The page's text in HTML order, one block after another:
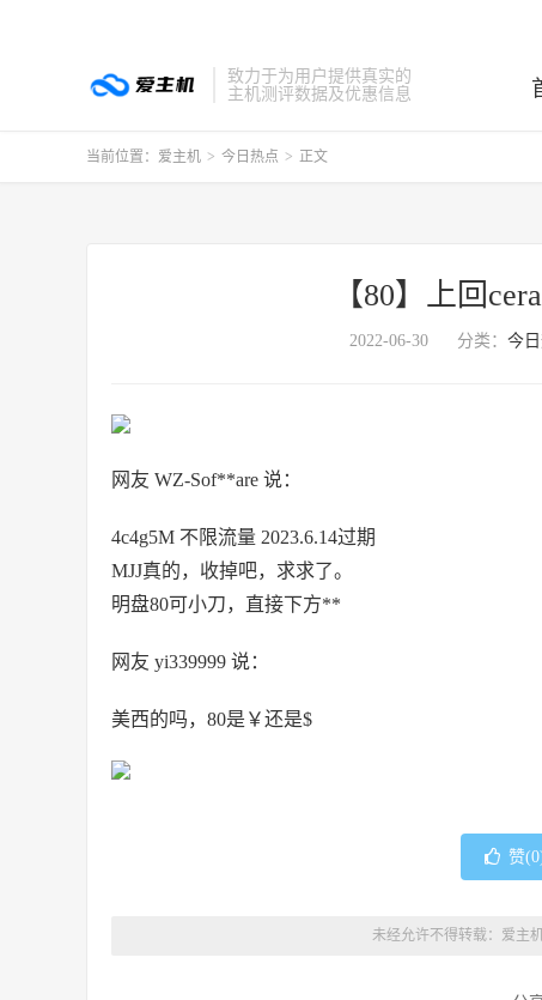
致力于为用户提供真实的
主机测评数据及优惠信息
当前位置： 爱主机 > 今日热点 > 正文
【80】上回
2022-06-30 分类： 今
网友 WZ-Sof**are 说：
4c4g5M 不限流量 2023.6.14过期
MJJ真的，收掉吧，求求了。
明盘80可小刀，直接下方**
网友 yi339999 说：
美西的吗，80是￥还是$
赞(0
未经允许不得转载： 爱主